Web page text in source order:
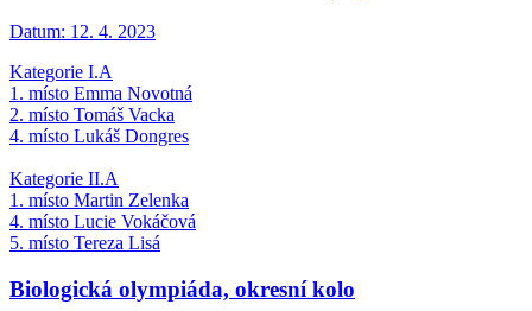
Datum: 12. 4. 2023
Kategorie I.A
1. místo Emma Novotná
2. místo Tomáš Vacka
4. místo Lukáš Dongres
Kategorie II.A
1. místo Martin Zelenka
4. místo Lucie Vokáčová
5. místo Tereza Lisá
Biologická olympiáda, okresní kolo